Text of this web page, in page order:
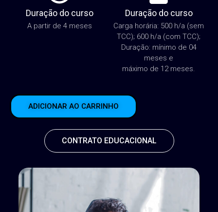
Duração do curso
A partir de 4 meses
Duração do curso
Carga horária: 500 h/a (sem
TCC); 600 h/a (com TCC);
Duração: mínimo de 04
meses e
máximo de 12 meses.